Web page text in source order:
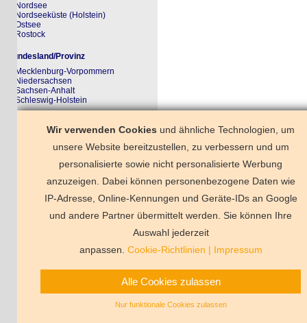
(Holstein)
Provinz
Vorpommern
Anhalt
Holstein
Krakower See Plauer See
Deutschland Florida
Frankreich
Wir verwenden Cookies und ähnliche Technologien, um
unsere Website bereitzustellen, zu verbessern und um
personalisierte sowie nicht personalisierte Werbung
anzuzeigen. Dabei können personenbezogene Daten wie
IP-Adresse, Online-Kennungen und Geräte-IDs an Google
und andere Partner übermittelt werden. Sie können Ihre
Auswahl jederzeit
anpassen. Cookie-Richtlinien|Impressum
Alle Cookies zulassen
Nur funktionale Cookies zulassen